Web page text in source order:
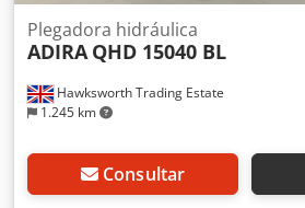
Hawksworth Trading Estate
1.245 km
Plegadora hidráulica
ADIRA QHD 15040 BL
Consultar